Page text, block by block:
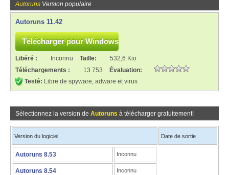
Autoruns Version populaire
Autoruns 11.42
Libéré : Inconnu Taille:
532,6 Kio
Téléchargements :
13 753
Évaluation:
Testé: Libre de spyware, adware et virus
Sélectionnez la version de Autoruns à télécharger gratuitement!
Version du logiciel Date de sortie
Autoruns 8.53 Inconnu
Autoruns 8.54 Inconnu